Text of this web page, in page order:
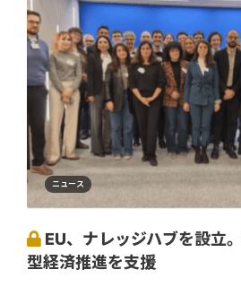
ニュース
EU、ナレッジハブを設立
型経済推進を支援